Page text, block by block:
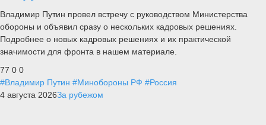
Владимир Путин провел встречу с руководством Министерства
обороны и объявил сразу о нескольких кадровых решениях.
Подробнее о новых кадровых решениях и их практической
значимости для фронта в нашем материале.
77 0 0
#Владимир Путин #Минобороны РФ #Россия
4 августа 2026За рубежом